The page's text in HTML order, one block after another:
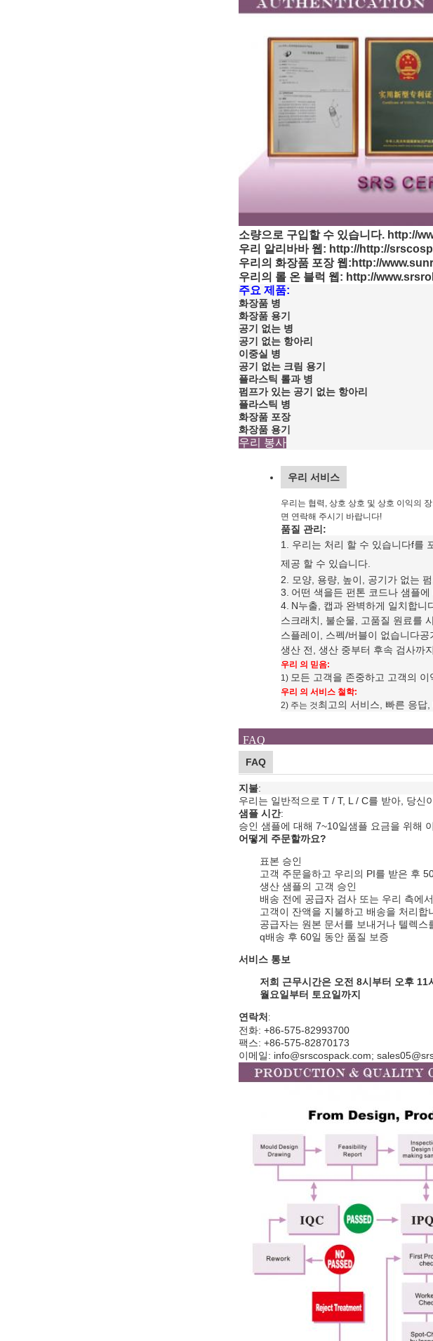
소량으로 구입할 수 있습니다. http://
우리 알리바바 웹: http://http://
우리의 화장품 포장 웹:http://
우리의 롤 온 블럭 웹: http://
주요 제품:
화장품 병
화장품 용기
공기 없는 병
공기 없는 항아리
이중실 병
공기 없는 크림 용기
플라스틱 롤과 병
펌프가 있는 공기 없는 항아리
플라스틱 병
화장품 포장
화장품 용기
우리 봉사
우리 서비스
우리는 협력, 상호 상호 및 상호 이익의
면 연락해 주시기 바랍니다!
품질 관리:
1. 우리는 처리 할 수 있습니다f를
제공 할 수 있습니다
2. 모양, 용량, 높이, 공기가 없는
3. 어떤 색을든 펀톤 코드나 샘플
4. N누출, 캡과 완벽하게 일치합니
스크래치, 불순물, 고품질 원료를
스플레이, 스펙/버블이 없습니다공
생산 전, 생산 중부터 후속 검사까지
우리 의 믿음:
1) 모든 고객을 존중하고 고객의 이
우리 의 서비스 철학:
2) 주는 것최고의 서비스, 빠른 응답
FAQ
FAQ
지불:
우리는 일반적으로 T / T, L / C를 받아, 당신
샘플 시간:
승인 샘플에 대해 7~10일샘플 요금을 위해
어떻게 주문할까요?
표본 승인
고객 주문을하고 우리의 PI를 받은 후
생산 샘플의 고객 승인
배송 전에 공급자 검사 또는 우리 측에
고객이 잔액을 지불하고 배송을 처리합
공급자는 원본 문서를 보내거나 텔렉스
q배송 후 60일 동안 품질 보증
서비스 통보
저희 근무시간은 오전 8시부터 오후 11
월요일부터 토요일까지
연락처 :
전화: +86-575-82993700
팩스: +86-575-82870173
이메일: info@srscospack.com;